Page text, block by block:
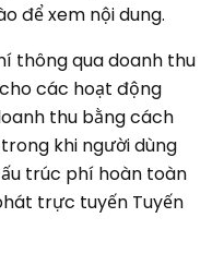
để xem nội dung.
thông qua doanh thu
các hoạt động
thu bằng cách
khi người dùng
trúc phí hoàn toàn
trực tuyến Tuyến